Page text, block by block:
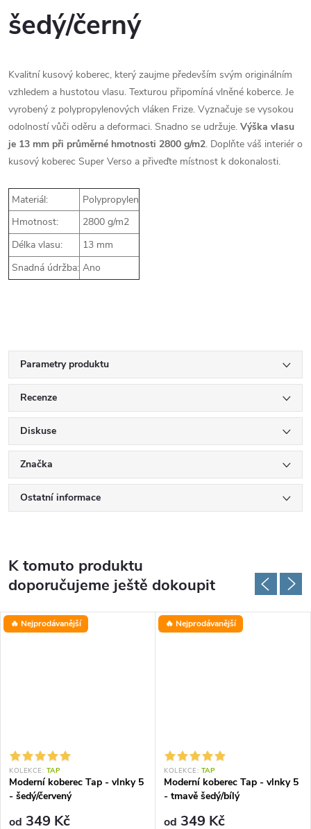
šedý/černý
Kvalitní kusový koberec, který zaujme především svým originálním
vzhledem a hustotou vlasu. Texturou připomíná vlněné koberce. Je
vyrobený z polypropylenových vláken Frize. Vyznačuje se vysokou
odolností vůči oděru a deformaci. Snadno se udržuje. Výška vlasu
je 13 mm při průměrné hmotnosti 2800 g/m2. Doplňte váš interiér o
kusový koberec Super Verso a přiveďte místnost k dokonalosti.
Materiál:
Polypropylen
Hmotnost:
2800 g/m2
Délka vlasu:
13 mm
Snadná údržba: Ano
Parametry produktu
Recenze
Diskuse
Značka
Ostatní informace
K tomuto produktu
doporučujeme ještě dokoupit
🔥 Nejprodávanější
KOLEKCE: TAP
Moderní koberec Tap - vlnky 5
- šedý/červený
od 349 Kč
🔥 Nejprodávanější
KOLEKCE: TAP
Moderní koberec Tap - vlnky 5
- tmavě šedý/bílý
od 349 Kč